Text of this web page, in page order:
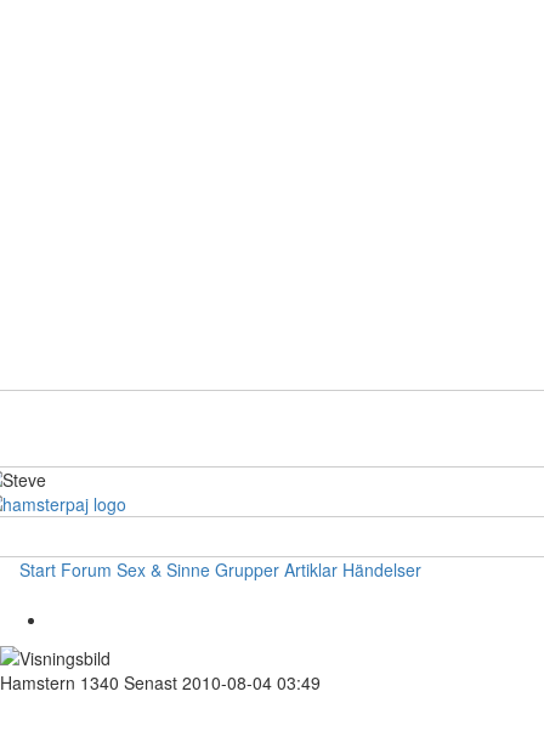
Start Forum Sex & Sinne Grupper Artiklar Händelser
Hamstern 1340 Senast 2010-08-04 03:49